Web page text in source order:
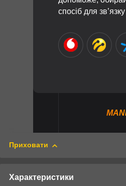
спосіб для зв’язку
Приховати
Характеристики